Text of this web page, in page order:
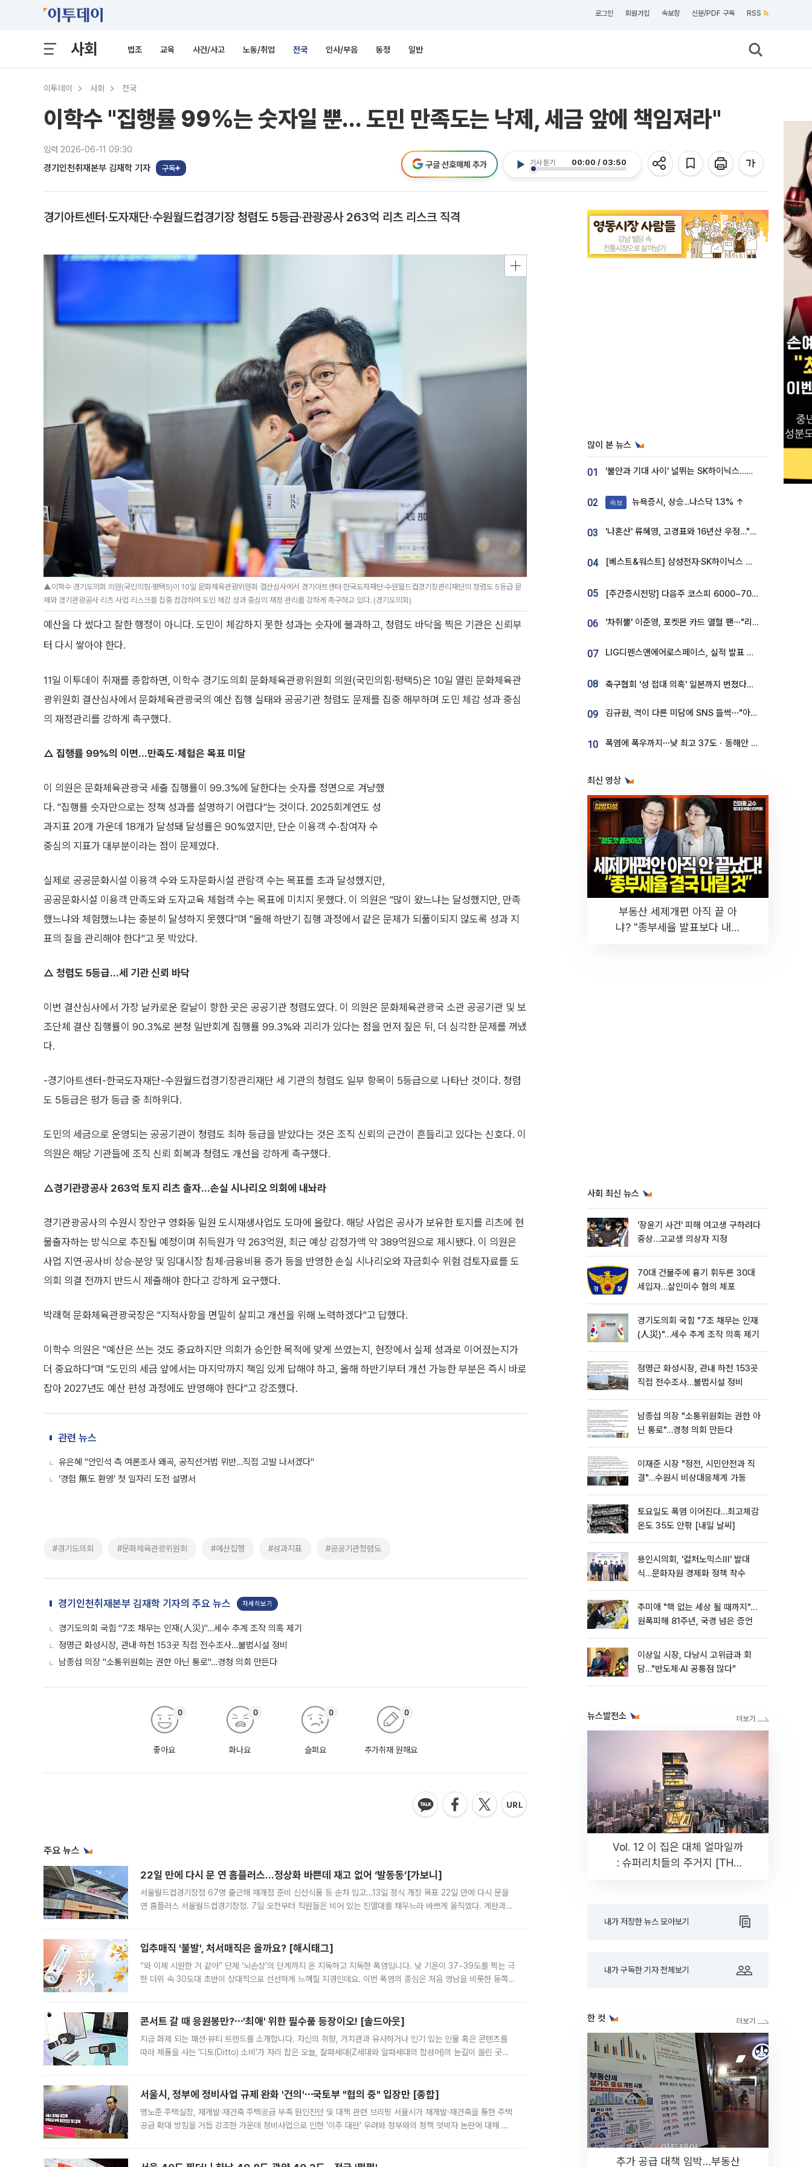
로그인 회원가입 속보창 신문/PDF 구독 RSS
사회 법조 교육 사건/사고 노동/취업 전국 인사/부음 동정 일반
이투데이 사회 전국
이학수 "집행률 99%는 숫자일 뿐… 도민 만족도는 낙제, 세금 앞에 책임져라"
입력 2026-06-11 09:30
경기인천취재본부 김재학 기자 구독
기사 듣기 00:00 / 03:50
구글 선호매체 추가
경기아트센터·도자재단·수원월드컵경기장 청렴도 5등급·관광공사 263억 리츠 리스크 직격
▲이학수 경기도의회 의원(국민의힘·평택5)이 10일 문화체육관광위원회 결산심사에서 경기아트센터·한국도자재단·수원월드컵경기장관리재단의 청렴도 5등급 문
제와 경기관광공사 리츠 사업 리스크를 집중 점검하며 도민 체감 성과 중심의 재정 관리를 강하게 촉구하고 있다. (경기도의회)
예산을 다 썼다고 잘한 행정이 아니다. 도민이 체감하지 못한 성과는 숫자에 불과하고, 청렴도 바닥을 찍은 기관은 신뢰부
터 다시 쌓아야 한다.
11일 이투데이 취재를 종합하면, 이학수 경기도의회 문화체육관광위원회 의원(국민의힘·평택5)은 10일 열린 문화체육관
광위원회 결산심사에서 문화체육관광국의 예산 집행 실태와 공공기관 청렴도 문제를 집중 해부하며 도민 체감 성과 중심
의 재정관리를 강하게 촉구했다.
△ 집행률 99%의 이면…만족도·체험은 목표 미달
이 의원은 문화체육관광국 세출 집행률이 99.3%에 달한다는 숫자를 정면으로 겨냥했
다. "집행률 숫자만으로는 정책 성과를 설명하기 어렵다"는 것이다. 2025회계연도 성
과지표 20개 가운데 18개가 달성돼 달성률은 90%였지만, 단순 이용객 수·참여자 수
중심의 지표가 대부분이라는 점이 문제였다.
실제로 공공문화시설 이용객 수와 도자문화시설 관람객 수는 목표를 초과 달성했지만,
공공문화시설 이용객 만족도와 도자교육 체험객 수는 목표에 미치지 못했다. 이 의원은 "많이 왔느냐는 달성했지만, 만족
했느냐와 체험했느냐는 충분히 달성하지 못했다"며 "올해 하반기 집행 과정에서 같은 문제가 되풀이되지 않도록 성과 지
표의 질을 관리해야 한다"고 못 박았다.
△ 청렴도 5등급…세 기관 신뢰 바닥
이번 결산심사에서 가장 날카로운 칼날이 향한 곳은 공공기관 청렴도였다. 이 의원은 문화체육관광국 소관 공공기관 및 보
조단체 결산 집행률이 90.3%로 본청 일반회계 집행률 99.3%와 괴리가 있다는 점을 먼저 짚은 뒤, 더 심각한 문제를 꺼냈
다.
-경기아트센터-한국도자재단-수원월드컵경기장관리재단 세 기관의 청렴도 일부 항목이 5등급으로 나타난 것이다. 청렴
도 5등급은 평가 등급 중 최하위다.
도민의 세금으로 운영되는 공공기관이 청렴도 최하 등급을 받았다는 것은 조직 신뢰의 근간이 흔들리고 있다는 신호다. 이
의원은 해당 기관들에 조직 신뢰 회복과 청렴도 개선을 강하게 촉구했다.
△경기관광공사 263억 토지 리츠 출자…손실 시나리오 의회에 내놔라
경기관광공사의 수원시 장안구 영화동 일원 도시재생사업도 도마에 올랐다. 해당 사업은 공사가 보유한 토지를 리츠에 현
물출자하는 방식으로 추진될 예정이며 취득원가 약 263억원, 최근 예상 감정가액 약 389억원으로 제시됐다. 이 의원은
사업 지연·공사비 상승·분양 및 임대시장 침체·금융비용 증가 등을 반영한 손실 시나리오와 자금회수 위험 검토자료를 도
의회 의결 전까지 반드시 제출해야 한다고 강하게 요구했다.
박래혁 문화체육관광국장은 "지적사항을 면밀히 살피고 개선을 위해 노력하겠다"고 답했다.
이학수 의원은 "예산은 쓰는 것도 중요하지만 의회가 승인한 목적에 맞게 쓰였는지, 현장에서 실제 성과로 이어졌는지가
더 중요하다"며 "도민의 세금 앞에서는 마지막까지 책임 있게 답해야 하고, 올해 하반기부터 개선 가능한 부분은 즉시 바로
잡아 2027년도 예산 편성 과정에도 반영해야 한다"고 강조했다.
관련 뉴스
유은혜 "안민석 측 여론조사 왜곡, 공직선거법 위반…직접 고발 나서겠다"
‘경험 無도 환영’ 첫 일자리 도전 설명서
#경기도의회 #문화체육관광위원회 #예산집행 #성과지표 #공공기관청렴도
경기인천취재본부 김재학 기자의 주요 뉴스 자세히보기
경기도의회 국힘 "7조 채무는 인재(人災)"…세수 추계 조작 의혹 제기
정명근 화성시장, 관내 하천 153곳 직접 전수조사…불법시설 정비
남종섭 의장 "소통위원회는 권한 아닌 통로"…경청 의회 만든다
좋아요
0
화나요
0
슬퍼요
0
추가취재 원해요
0
주요 뉴스
22일 만에 다시 문 연 홈플러스…정상화 바쁜데 재고 없어 ‘발동동’[가보니]
서울월드컵경기장점 67명 출근해 재개점 준비 신선식품 등 순차 입고…13일 정식 개장 목표 22일 만에 다시 문을
연 홈플러스 서울월드컵경기장점. 7일 오전부터 직원들은 비어 있는 진열대를 채우느라 바쁘게 움직였다. 계란과
입추매직 '불발', 처서매직은 올까요? [해시태그]
“와 이제 시원한 거 같아” 단체 ‘뇌손상’의 단계까지 온 지독하고 지독한 폭염입니다. 낮 기온이 37~39도를 찍는 극
한 더위 속 30도대 초반이 상대적으로 선선하게 느껴질 지경인데요. 이번 폭염의 중심은 처음 영남을 비롯한 동쪽
콘서트 갈 때 응원봉만?⋯'최애' 위한 필수품 등장이오! [솔드아웃]
지금 화제 되는 패션·뷰티 트렌드를 소개합니다. 자신의 취향, 가치관과 유사하거나 인기 있는 인물 혹은 콘텐츠를
따라 제품을 사는 '디토(Ditto) 소비'가 자리 잡은 오늘, 잘파세대(Z세대와 알파세대의 합성어)의 눈길이 쏠린 곳은
서울시, 정부에 정비사업 규제 완화 '건의'⋯국토부 "협의 중" 입장만 [종합]
명노준 주택실장, 재개발·재건축 주택공급 부족 원인진단 및 대책 관련 브리핑 서울시가 재개발·재건축을 통한 주택
공급 확대 방침을 거듭 강조한 가운데 정비사업으로 인한 '이주 대란' 우려와 정부와의 정책 엇박자 논란에 대해 정
많이 본 뉴스
01 '불안과 기대 사이' 널뛰는 SK하이닉스…증권가 "HBM4·LTA 기반 펀터멘털 견고"
02 속보 뉴욕증시, 상승...나스닥 1.3% ↑
03 '나혼산' 류혜영, 고경표와 16년산 우정…"자취방서 부모님과 마주쳐"
04 [베스트&워스트] 삼성전자·SK하이닉스 밀린 한 주…상상인증권은 85% 급등
05 [주간증시전망] 다음주 코스피 6000~7000⋯“外人 수급은 정책이 변수”
06 '차쥐뿔' 이준영, 포켓몬 카드 열혈 팬⋯"리셀러 처단할 것"
07 LIG디펜스앤에어로스페이스, 실적 발표 후 급락→반등⋯증권가 “28년까지 튼튼”
08 축구협회 '성 접대 의혹' 일본까지 번졌다…日 심판 실명 공개
09 김규원, 격이 다른 미담에 SNS 들썩⋯"아이 속옷 빨고 졸업식도 참석"
10 폭염에 폭우까지⋯낮 최고 37도ㆍ동해안 강한 비 [날씨]
최신 영상
부동산 세제개편 아직 끝 아
냐? "종부세율 발표보다 내릴
사회 최신 뉴스
'장윤기 사건' 피해 여고생 구하려다
중상…고교생 의상자 지정
70대 건물주에 흉기 휘두른 30대
세입자…살인미수 혐의 체포
경기도의회 국힘 "7조 채무는 인재
(人災)"…세수 추계 조작 의혹 제기
정명근 화성시장, 관내 하천 153곳
직접 전수조사…불법시설 정비
남종섭 의장 "소통위원회는 권한 아
닌 통로"…경청 의회 만든다
이재준 시장 "정전, 시민안전과 직
결"…수원시 비상대응체계 가동
토요일도 폭염 이어진다…최고체감
온도 35도 안팎 [내일 날씨]
용인시의회, '컬처노믹스Ⅲ' 발대
식…문화자원 경제화 정책 착수
추미애 "핵 없는 세상 될 때까지"…
원폭피해 81주년, 국경 넘은 증언
이상일 시장, 다낭시 고위급과 회
담…"반도체·AI 공통점 많다"
뉴스발전소
Vol. 12 이 집은 대체 얼마일까
: 슈퍼리치들의 주거지 [THE
내가 저장한 뉴스 모아보기
내가 구독한 기자 전체보기
한 컷
추가 공급 대책 임박…부동산